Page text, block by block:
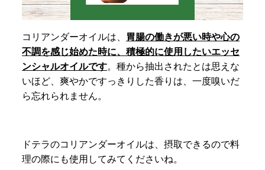
コリアンダーオイルは、 胃腸の働きが悪い時や心の
不調を感じ始めた時に、積極的に使用したいエッセ
ンシャルオイルです。種から抽出されたとは思えな
いほど、爽やかですっきりした香りは、一度嗅いだ
ら忘れられません。
ドテラのコリアンダーオイルは、摂取できるので料
理の際にも使用してみてくださいね。